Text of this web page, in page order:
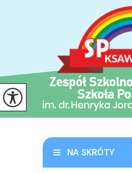
NA SKRÓTY